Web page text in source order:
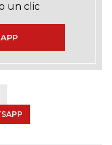
un clic